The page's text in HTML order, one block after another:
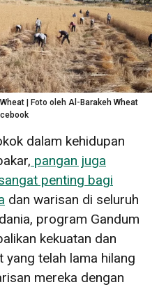
| Foto oleh Al-Barakeh Wheat
dalam kehidupan
pangan juga
penting bagi
dan warisan di seluruh
program Gandum
kekuatan dan
yang telah lama hilang
mereka dengan